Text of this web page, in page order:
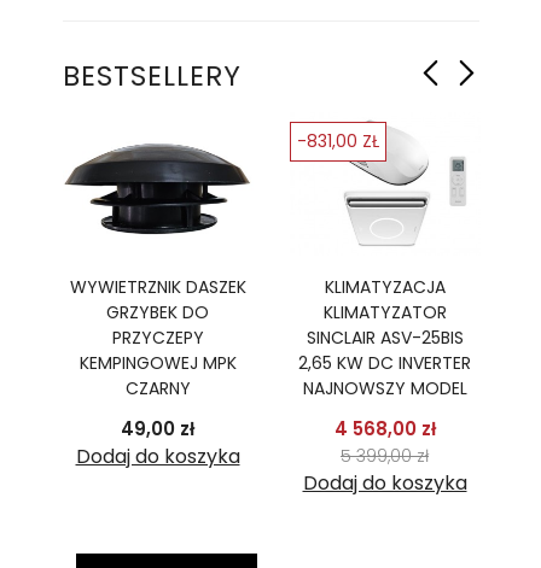
BESTSELLERY
WYWIETRZNIK DASZEK
GRZYBEK DO
PRZYCZEPY
KEMPINGOWEJ MPK
CZARNY
49,00 złCena
Dodaj do koszyka
KLIMATYZACJA
KLIMATYZATOR
SINCLAIR ASV-25BIS
2,65 KW DC INVERTER
NAJNOWSZY MODEL
4 568,00 złCena
5 399,00 złCena
Dodaj do koszyka
-831,00 ZŁ